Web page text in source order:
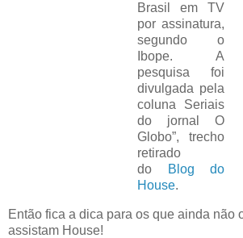
Brasil em TV
por assinatura,
segundo o
Ibope. A
pesquisa foi
divulgada pela
coluna Seriais
do jornal O
Globo”, trecho
retirado
do
Blog do
House.
Então fica a dica para os que ainda não
assistam House!